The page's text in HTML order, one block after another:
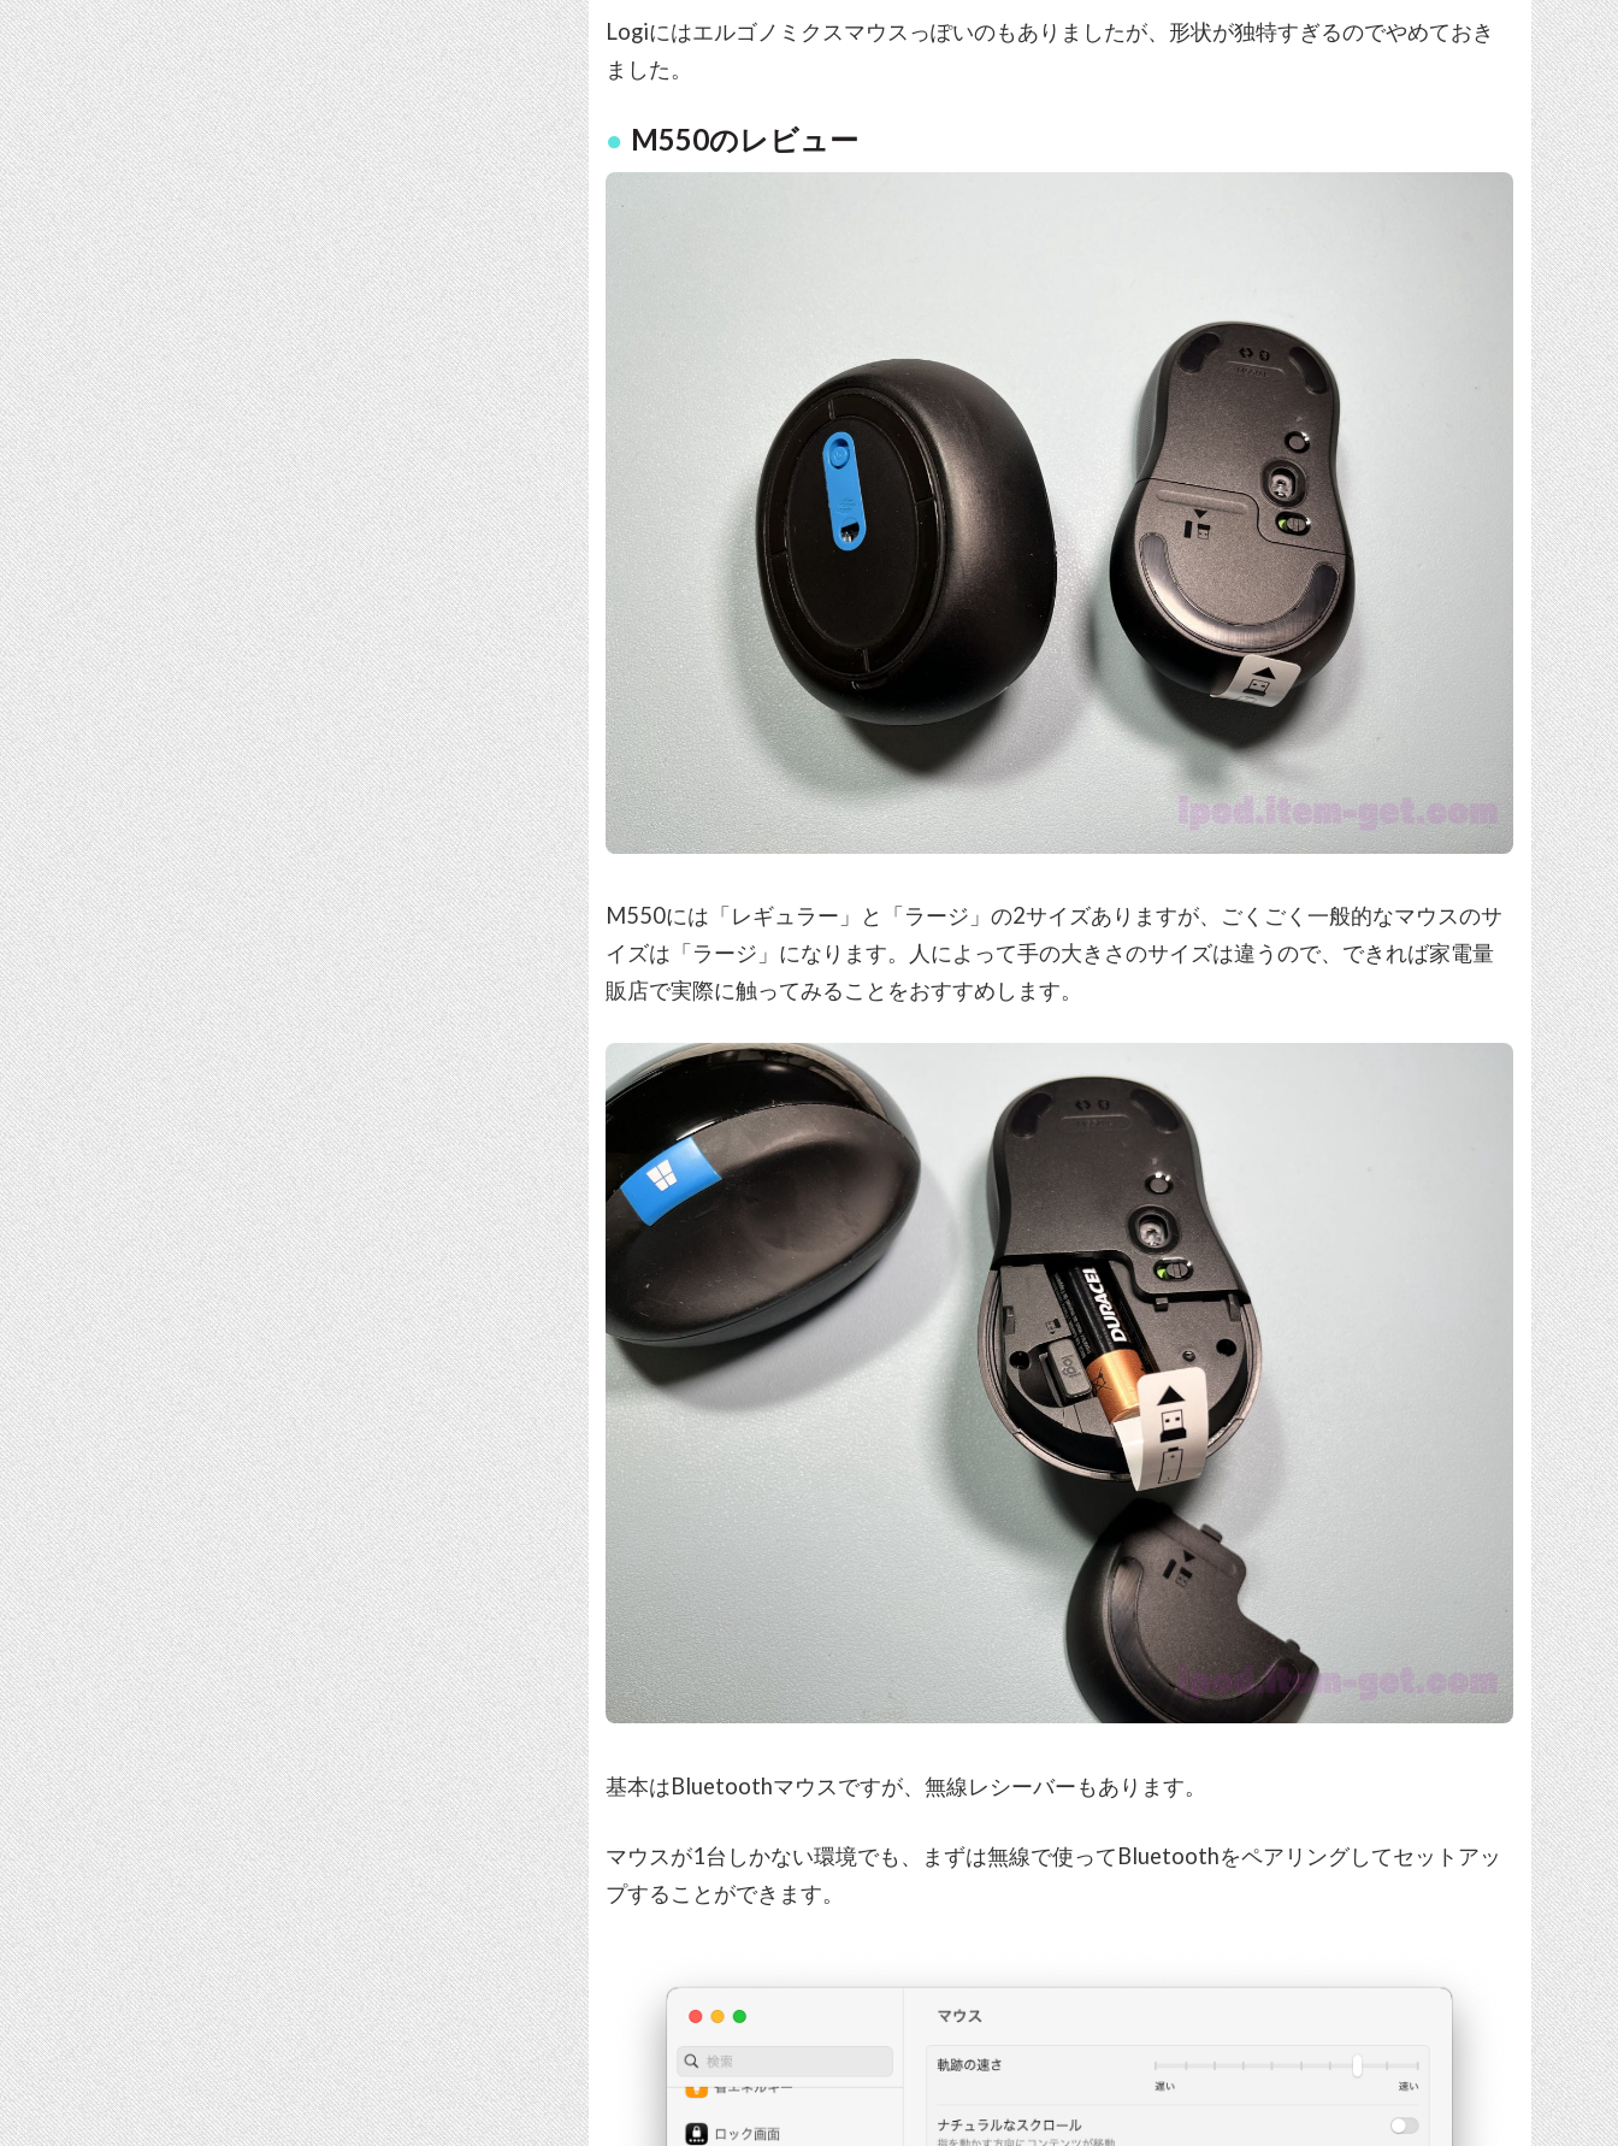
Logiにはエルゴノミクスマウスっぽいのもありましたが、形状が独特すぎるのでやめておき
ました。
M550のレビュー
M550には「レギュラー」と「ラージ」の2サイズありますが、ごくごく一般的なマウスのサ
イズは「ラージ」になります。人によって手の大きさのサイズは違うので、できれば家電量
販店で実際に触ってみることをおすすめします。
基本はBluetoothマウスですが、無線レシーバーもあります。
マウスが1台しかない環境でも、まずは無線で使ってBluetoothをペアリングしてセットアッ
プすることができます。